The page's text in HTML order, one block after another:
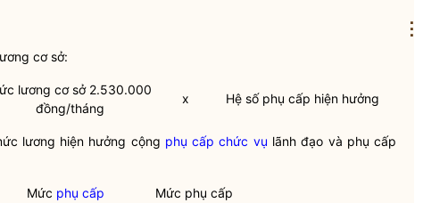
cơ sở:
lương cơ sở 2.530.000
đồng/tháng
x Hệ số phụ cấp hiện hưởng
lương hiện hưởng cộng phụ cấp chức vụ lãnh đạo và phụ cấp
Mức phụ cấp
Mức phụ cấp
⋮